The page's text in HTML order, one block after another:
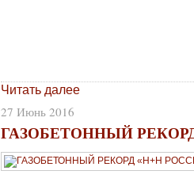
Читать далее
27 Июнь 2016
ГАЗОБЕТОННЫЙ